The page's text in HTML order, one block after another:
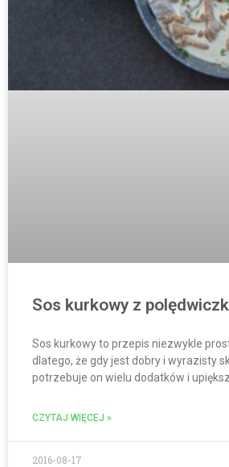
Sos kurkowy z
Sos kurkowy to przepis niezwykle
dlatego, że gdy jest dobry i wyrazisty
potrzebuje on wielu dodatków i
CZYTAJ WIĘCEJ »
2016-08-17